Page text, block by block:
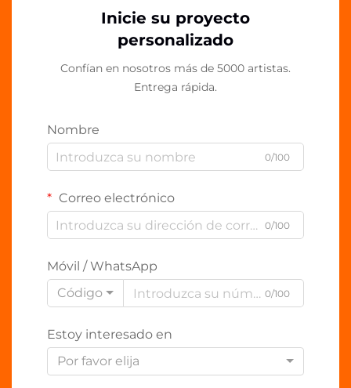
Inicie su proyecto
personalizado
Confían en nosotros más de 5000 artistas.
Entrega rápida.
Nombre
0/100
Correo electrónico
0/100
Móvil / WhatsApp
Código
0/100
Estoy interesado en
Por favor elija